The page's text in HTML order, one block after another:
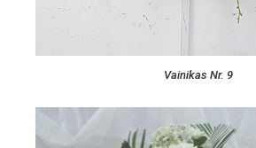
Vainikas Nr. 9